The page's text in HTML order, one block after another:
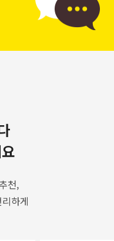
천,
하게